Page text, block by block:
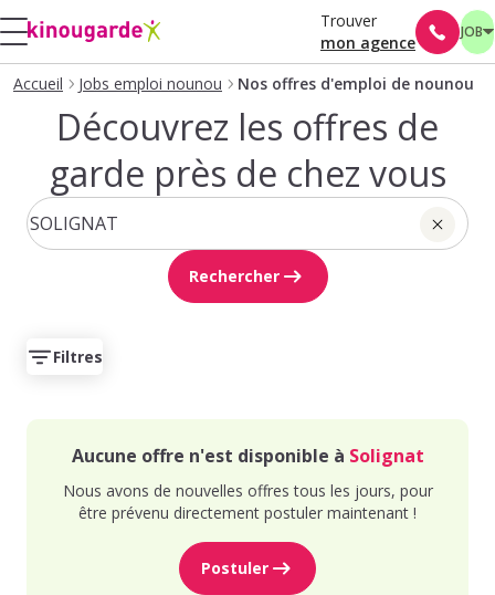
Trouver
mon agence
JOB
Accueil Jobs emploi nounou Nos offres d'emploi de nounou
Découvrez les offres de
garde près de chez vous
Rechercher
Filtres
Aucune offre n'est disponible à Solignat
Nous avons de nouvelles offres tous les jours, pour
être prévenu directement postuler maintenant !
Postuler